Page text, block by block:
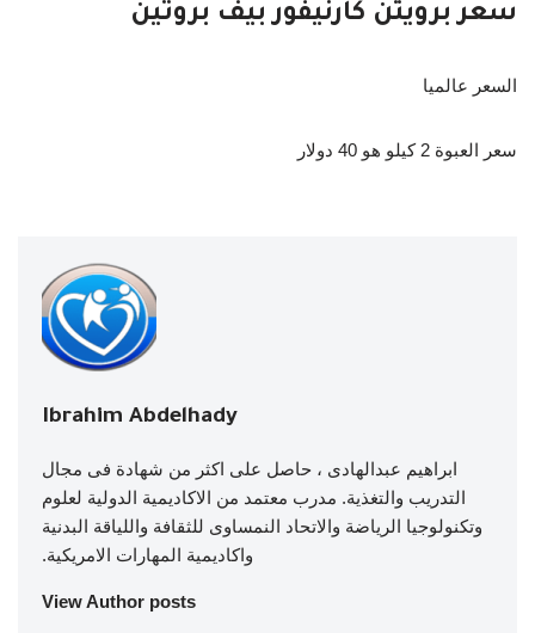
سعر برويتن كارنيفور بيف بروتين
السعر عالميا
سعر العبوة 2 كيلو هو 40 دولار
Ibrahim Abdelhady
ابراهيم عبدالهادى ، حاصل على اكثر من شهادة فى مجال
التدريب والتغذية. مدرب معتمد من الاكاديمية الدولية لعلوم
وتكنولوجيا الرياضة والاتحاد النمساوى للثقافة واللياقة البدنية
واكاديمية المهارات الامريكية.
View Author posts